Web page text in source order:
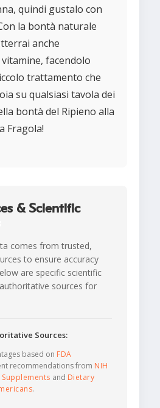
quindi gustalo con
la bontà naturale
anche
facendolo
trattamento che
su qualsiasi tavola dei
bontà del Ripieno alla
Fragola!
& Scientific
comes from trusted,
to ensure accuracy
are specific scientific
sources for
Sources:
based on FDA
recommendations from NIH
and Dietary
.